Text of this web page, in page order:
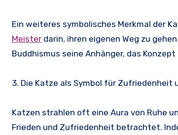
Ein weiteres symbolisches Merkmal der
Meister darin, ihren eigenen Weg zu
Buddhismus seine Anhänger, das Konzept
3. Die Katze als Symbol für Zufriedenheit
Katzen strahlen oft eine Aura von Ruhe
Frieden und Zufriedenheit betrachtet.